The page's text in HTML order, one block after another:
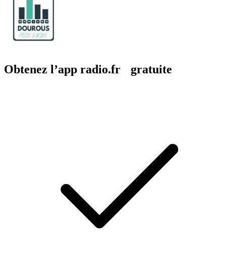
Obtenez l’app radio.fr gratuite